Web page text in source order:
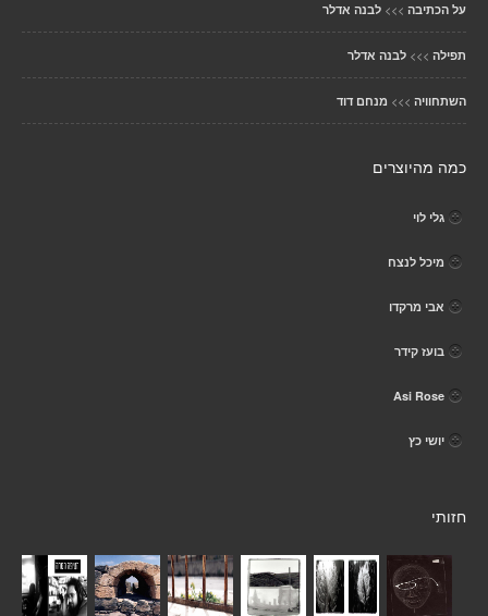
על הכתיבה >>> לבנה אדלר
תפילה >>> לבנה אדלר
השתחוויה >>> מנחם דוד
כמה מהיוצרים
גלי לוי
מיכל לנצח
אבי מרקדו
בועז קידר
Asi Rose
יושי כץ
חזותי